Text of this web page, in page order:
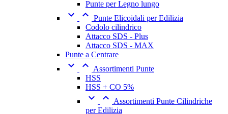
Punte per Legno lungo
  Punte Elicoidali per Edilizia
Codolo cilindrico
Attacco SDS - Plus
Attacco SDS - MAX
Punte a Centrare
  Assortimenti Punte
HSS
HSS + CO 5%
  Assortimenti Punte Cilindriche
per Edilizia